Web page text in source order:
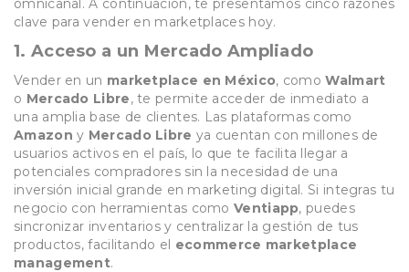
clave para vender en marketplaces hoy.
1. Acceso a un Mercado Ampliado
Vender en un marketplace en México, comoWalmart
o Mercado Libre, te permite acceder de inmediato a
una amplia base de clientes. Las plataformas como
Amazon y Mercado Libre ya cuentan con millones de
usuarios activos en el país, lo que te facilita llegar a
potenciales compradores sin la necesidad de una
inversión inicial grande en marketing digital. Si integras tu
negocio con herramientas comoVentiapp, puedes
sincronizar inventarios y centralizar la gestión de tus
productos, facilitando el ecommerce marketplace
management.